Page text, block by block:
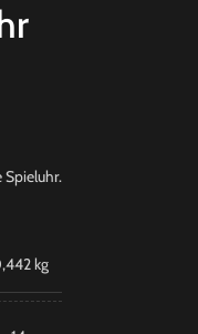
Spieluhr.
kg